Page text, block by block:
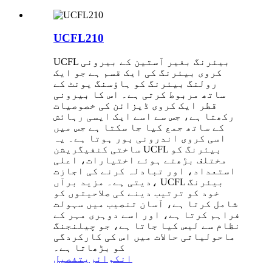
UCFL210
UCFL بیئرنگ بغیر آستین کے بیرونی
کروی بیئرنگ کی ایک قسم ہے جو ایک
رولنگ بیئرنگ کو ہاؤسنگ یونٹ کے
ساتھ مربوط کرتی ہے۔ اس کا بیرونی
قطر ایک کروی ڈیزائن کی خصوصیات
رکھتا ہے، جس سے اسے ایک ایسی رہائش
کے ساتھ جمع کیا جا سکتا ہے جس میں
اسی کروی اندرونی بور ہوتا ہے۔ یہ
ساختی کنفیگریشن UCFL بیئرنگ کو
مختلف بڑھتے ہوئے اختیارات، اعلی
استعداد، اور تبادلہ کرنے کی اجازت
دیتی ہے۔ مزید برآں، UCFL بیئرنگ
خود کو ترتیب دینے کی صلاحیتوں کو
شامل کرتا ہے، آسان تنصیب میں سہولت
فراہم کرتا ہے، اور اسے دوہری مہر کے
نظام سے لیس کیا جاتا ہے، جو چیلنجنگ
ماحولیاتی حالات میں اس کی کارکردگی
کو بڑھاتا ہے۔
انکوائری تفصیل